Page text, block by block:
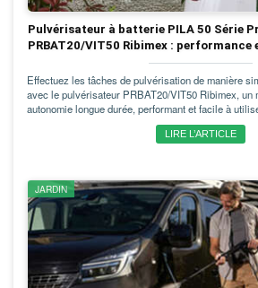
Pulvérisateur à batterie PILA 50 Série
PRBAT20/VIT50 Ribimex :
Effectuez les tâches de pulvérisation de manière
avec le pulvérisateur PRBAT20/VIT50 Ribimex, un
autonomie longue durée, performant et facile à
LIRE L’ARTICLE
JARDIN